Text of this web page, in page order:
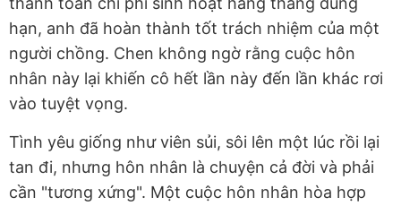
hạn, anh đã hoàn thành tốt trách nhiệm của một
người chồng. Chen không ngờ rằng cuộc hôn
nhân này lại khiến cô hết lần này đến lần khác rơi
vào tuyệt vọng.
Tình yêu giống như viên sủi, sôi lên một lúc rồi lại
tan đi, nhưng hôn nhân là chuyện cả đời và phải
cần "tương xứng". Một cuộc hôn nhân hòa hợp